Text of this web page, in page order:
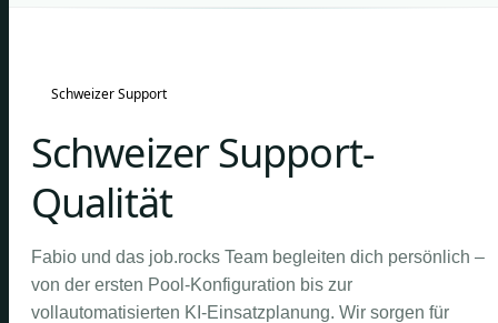
Schweizer Support
Schweizer Support-
Qualität
Fabio und das job.rocks Team begleiten dich persönlich –
von der ersten Pool-Konfiguration bis zur
vollautomatisierten KI-Einsatzplanung. Wir sorgen für